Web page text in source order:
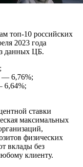
топ-10 российских
2023 года
данных ЦБ.
— 6,76%;
6,64%;
ставки
максимальных
физических
вклады без
клиенту.